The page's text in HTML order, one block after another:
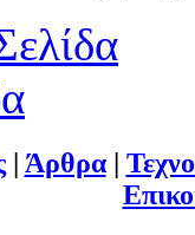
| Άρθρα|